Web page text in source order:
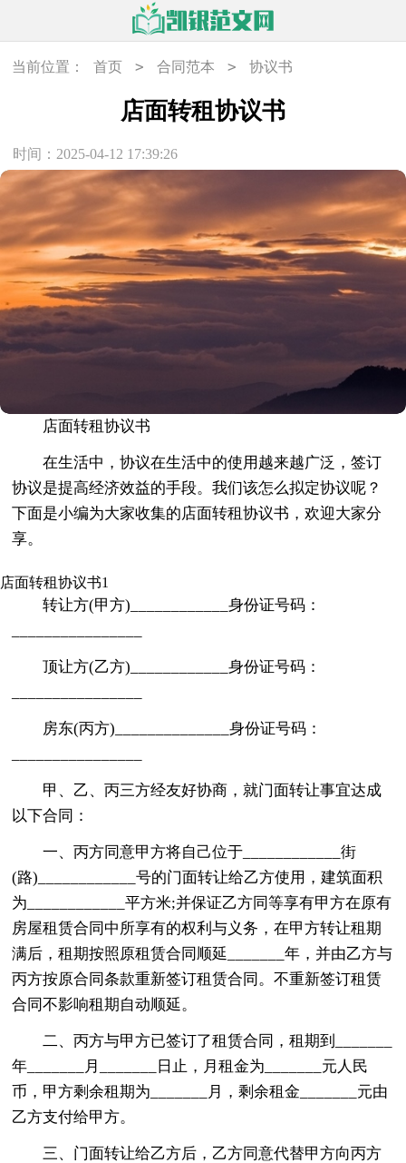
当前位置： 首页 > 合同范本 > 协议书
店面转租协议书
时间：2025-04-12 17:39:26
店面转租协议书
在生活中，协议在生活中的使用越来越广泛，签订
协议是提高经济效益的手段。我们该怎么拟定协议呢？
下面是小编为大家收集的店面转租协议书，欢迎大家分
享。
店面转租协议书1
转让方(甲方)____________身份证号码：
顶让方(乙方)____________身份证号码：
房东(丙方)______________身份证号码：
甲、乙、丙三方经友好协商，就门面转让事宜达成
以下合同：
一、丙方同意甲方将自己位于____________街
(路)____________号的门面转让给乙方使用，建筑面积
为____________平方米;并保证乙方同等享有甲方在原有
房屋租赁合同中所享有的权利与义务，在甲方转让租期
满后，租期按照原租赁合同顺延_______年，并由乙方与
丙方按原合同条款重新签订租赁合同。不重新签订租赁
合同不影响租期自动顺延。
二、丙方与甲方已签订了租赁合同，租期到_______
年_______月_______日止，月租金为_______元人民
币，甲方剩余租期为_______月，剩余租金_______元由
乙方支付给甲方。
三、门面转让给乙方后，乙方同意代替甲方向丙方